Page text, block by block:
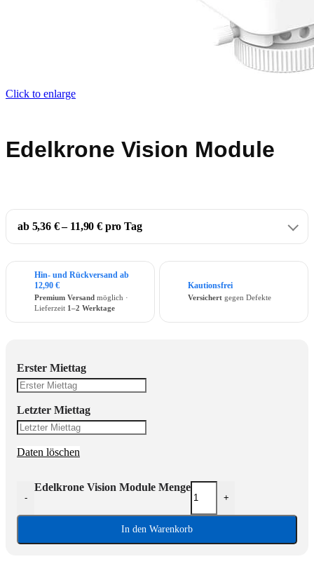
Click to enlarge
Edelkrone Vision Module
ab 5,36 € – 11,90 € pro Tag
Hin- und Rückversand ab
12,90 €
Premium Versand möglich ·
Lieferzeit 1–2 Werktage
Kautionsfrei
Versichert gegen Defekte
Erster Miettag
Letzter Miettag
Daten löschen
-
Edelkrone Vision Module Menge
+
In den Warenkorb